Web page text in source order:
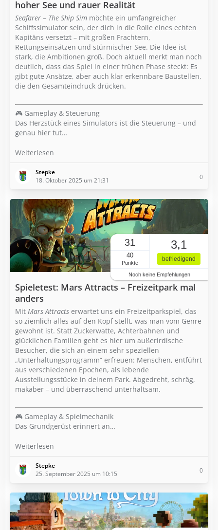
hoher See und rauer Realität
Seafarer – The Ship Sim möchte ein umfangreicher
Schiffssimulator sein, der dich in die Rolle eines echten
Kapitäns versetzt – mit großen Frachtern,
Rettungseinsätzen und stürmischer See. Die Idee ist
stark, die Ambitionen groß. Doch aktuell merkt man noch
deutlich, dass das Spiel in einer frühen Phase steckt: Es
gibt gute Ansätze, aber auch klar erkennbare Baustellen,
die den Gesamteindruck drücken.
🎮 Gameplay & Steuerung
Das Herzstück eines Simulators ist die Steuerung – und
genau hier tut…
Weiterlesen
Stepke
18. Oktober 2025 um 21:31
0
31
40
Punkte
3,1
befriedigend
Noch keine Empfehlungen
Spieletest: Mars Attracts – Freizeitpark mal
anders
Mit Mars Attracts erwartet uns ein Freizeitparkspiel, das
so ziemlich alles auf den Kopf stellt, was man vom Genre
gewohnt ist. Statt Zuckerwatte, Achterbahnen und
glücklichen Familien geht es hier um außerirdische
Besucher, die sich an einem sehr speziellen
„Unterhaltungsprogramm“ erfreuen: Menschen, entführt
aus verschiedenen Epochen, als lebende
Ausstellungsstücke in deinem Park. Abgedreht, schräg,
makaber – und überraschend unterhaltsam.
🎮 Gameplay & Spielmechanik
Das Grundgerüst erinnert an…
Weiterlesen
Stepke
25. September 2025 um 10:15
0